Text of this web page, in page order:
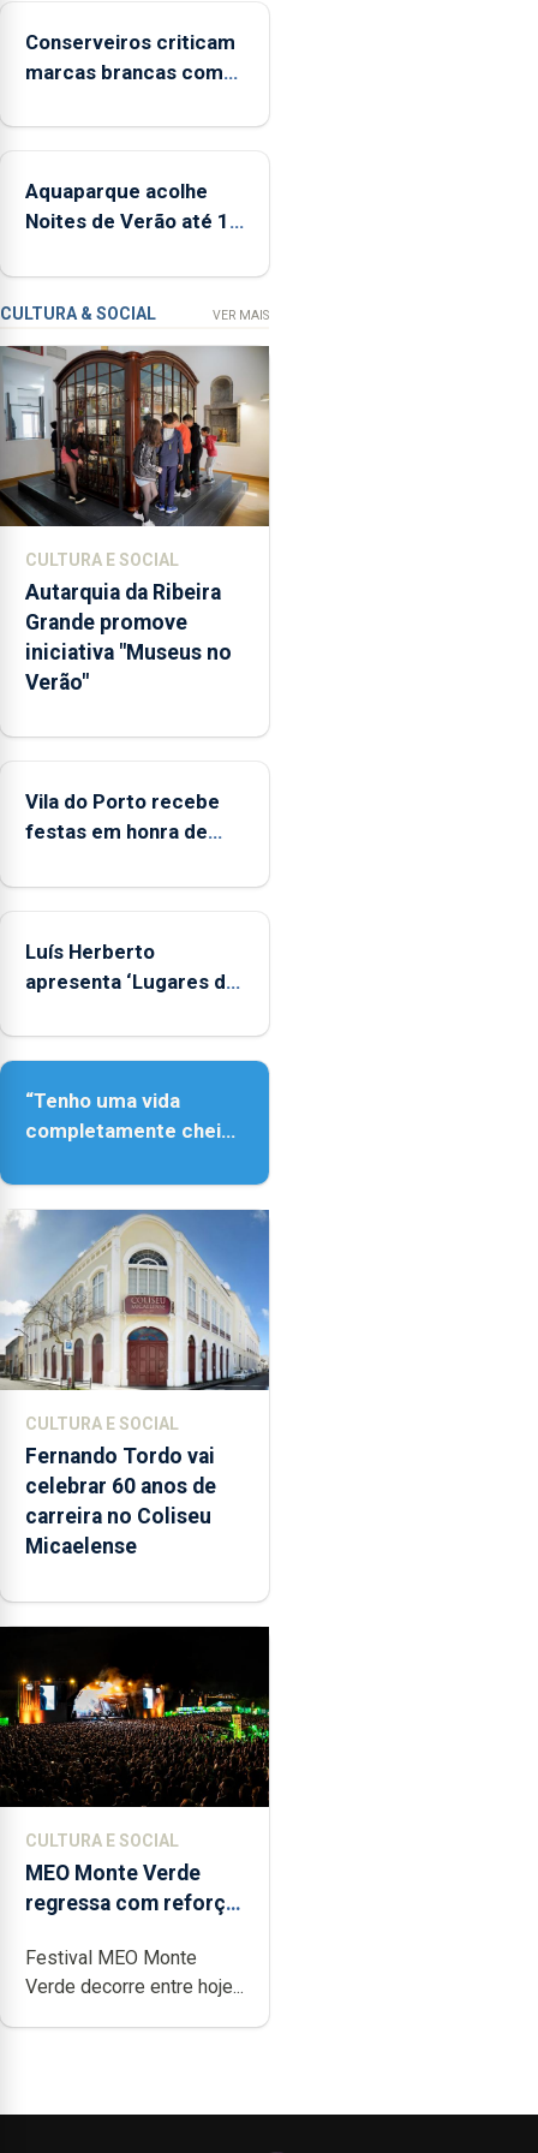
(IRAE)
apreendeu
alimentos
entre
e
2025
na
Região.
Foi
ainda
determinada
suspensão
ou
de
estabelecimentos
em
24
ocasiões
mesmo
Conserveiros criticam
marcas brancas com
Aquaparque acolhe
Noites de Verão até 12
CULTURA & SOCIAL VER MAIS
CULTURA E SOCIAL
Autarquia da Ribeira
Grande promove
iniciativa "Museus no
Verão"
Vila do Porto recebe
festas em honra de
Assunção
Luís Herberto
apresenta ‘Lugares da
“Tenho uma vida
completamente cheia
dedicação, gosto e
muita paixão”
CULTURA E SOCIAL
Fernando Tordo vai
celebrar 60 anos de
carreira no Coliseu
Micaelense
CULTURA E SOCIAL
MEO Monte Verde
regressa com reforço
Festival MEO Monte
Verde decorre entre hoje...